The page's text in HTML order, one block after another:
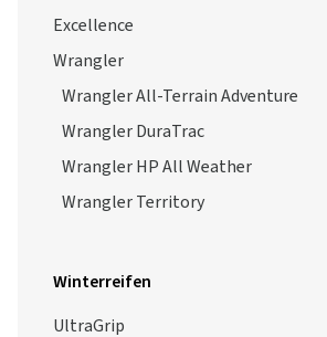
Excellence
Wrangler
Wrangler All-Terrain Adventure
Wrangler DuraTrac
Wrangler HP All Weather
Wrangler Territory
Winterreifen
UltraGrip